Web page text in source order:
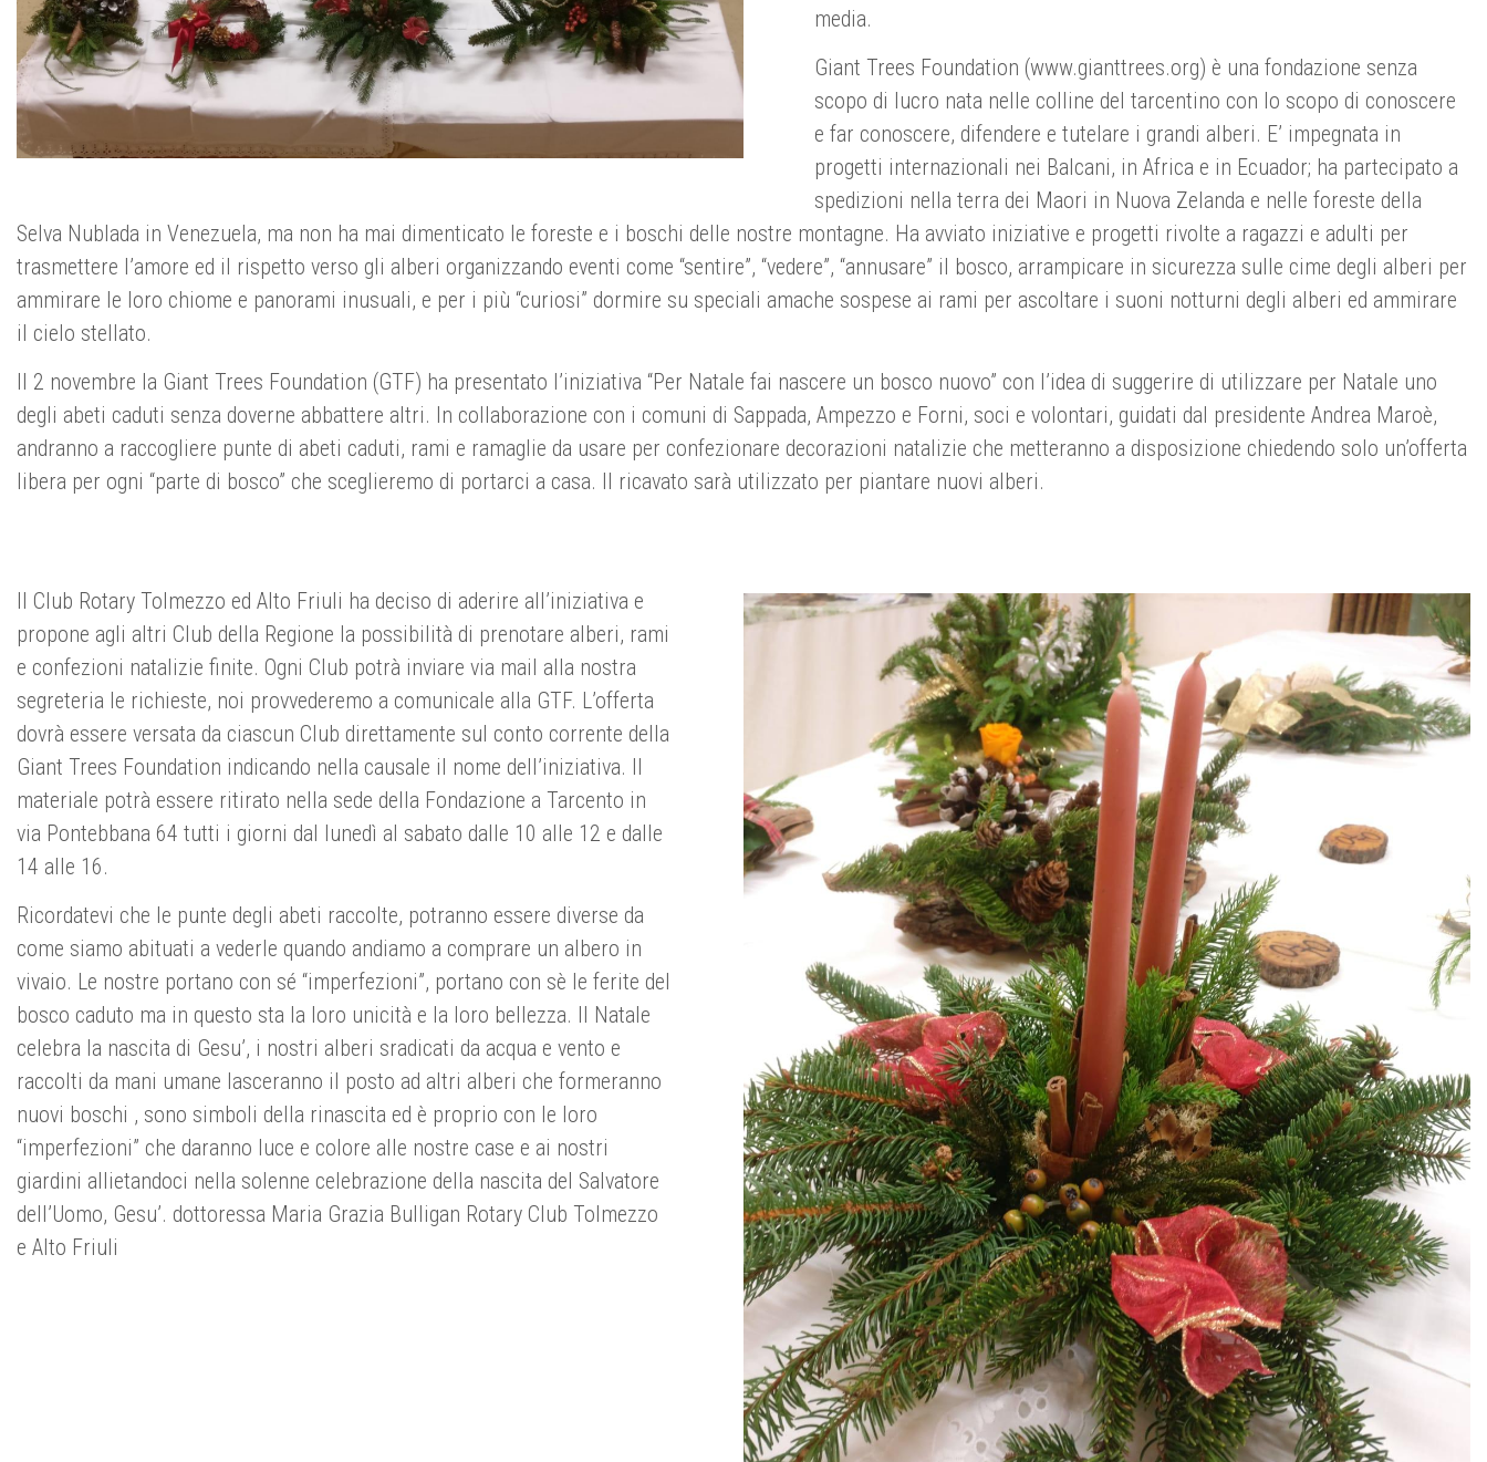
media.
Giant Trees Foundation (www.gianttrees.org) è una fondazione senza
scopo di lucro nata nelle colline del tarcentino con lo scopo di conoscere
e far conoscere, difendere e tutelare i grandi alberi. E’ impegnata in
progetti internazionali nei Balcani, in Africa e in Ecuador; ha partecipato a
spedizioni nella terra dei Maori in Nuova Zelanda e nelle foreste della
Selva Nublada in Venezuela, ma non ha mai dimenticato le foreste e i boschi delle nostre montagne. Ha avviato iniziative e progetti rivolte a ragazzi e adulti per
trasmettere l’amore ed il rispetto verso gli alberi organizzando eventi come “sentire”, “vedere”, “annusare” il bosco, arrampicare in sicurezza sulle cime degli alberi per
ammirare le loro chiome e panorami inusuali, e per i più “curiosi” dormire su speciali amache sospese ai rami per ascoltare i suoni notturni degli alberi ed ammirare
il cielo stellato.
Il 2 novembre la Giant Trees Foundation (GTF) ha presentato l’iniziativa “Per Natale fai nascere un bosco nuovo” con l’idea di suggerire di utilizzare per Natale uno
degli abeti caduti senza doverne abbattere altri. In collaborazione con i comuni di Sappada, Ampezzo e Forni, soci e volontari, guidati dal presidente Andrea Maroè,
andranno a raccogliere punte di abeti caduti, rami e ramaglie da usare per confezionare decorazioni natalizie che metteranno a disposizione chiedendo solo un’offerta
libera per ogni “parte di bosco” che sceglieremo di portarci a casa. Il ricavato sarà utilizzato per piantare nuovi alberi.
Il Club Rotary Tolmezzo ed Alto Friuli ha deciso di aderire all’iniziativa e
propone agli altri Club della Regione la possibilità di prenotare alberi, rami
e confezioni natalizie finite. Ogni Club potrà inviare via mail alla nostra
segreteria le richieste, noi provvederemo a comunicale alla GTF. L’offerta
dovrà essere versata da ciascun Club direttamente sul conto corrente della
Giant Trees Foundation indicando nella causale il nome dell’iniziativa. Il
materiale potrà essere ritirato nella sede della Fondazione a Tarcento in
via Pontebbana 64 tutti i giorni dal lunedì al sabato dalle 10 alle 12 e dalle
14 alle 16.
Ricordatevi che le punte degli abeti raccolte, potranno essere diverse da
come siamo abituati a vederle quando andiamo a comprare un albero in
vivaio. Le nostre portano con sé “imperfezioni”, portano con sè le ferite del
bosco caduto ma in questo sta la loro unicità e la loro bellezza. Il Natale
celebra la nascita di Gesu’, i nostri alberi sradicati da acqua e vento e
raccolti da mani umane lasceranno il posto ad altri alberi che formeranno
nuovi boschi , sono simboli della rinascita ed è proprio con le loro
“imperfezioni” che daranno luce e colore alle nostre case e ai nostri
giardini allietandoci nella solenne celebrazione della nascita del Salvatore
dell’Uomo, Gesu’. dottoressa Maria Grazia Bulligan Rotary Club Tolmezzo
e Alto Friuli